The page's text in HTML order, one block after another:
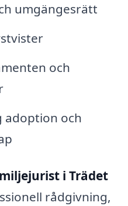
umgängesrätt
och
adoption och
i Trädet
rådgivning,